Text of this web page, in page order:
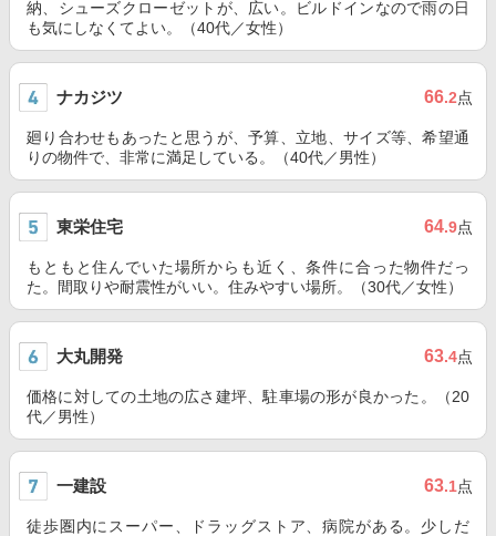
納、シューズクローゼットが、広い。ビルドインなので雨の日
も気にしなくてよい。（40代／女性）
ナカジツ 66.2点
廻り合わせもあったと思うが、予算、立地、サイズ等、希望通
りの物件で、非常に満足している。（40代／男性）
東栄住宅 64.9点
もともと住んでいた場所からも近く、条件に合った物件だっ
た。間取りや耐震性がいい。住みやすい場所。（30代／女性）
大丸開発 63.4点
価格に対しての土地の広さ建坪、駐車場の形が良かった。（20
代／男性）
一建設 63.1点
徒歩圏内にスーパー、ドラッグストア、病院がある。少しだ